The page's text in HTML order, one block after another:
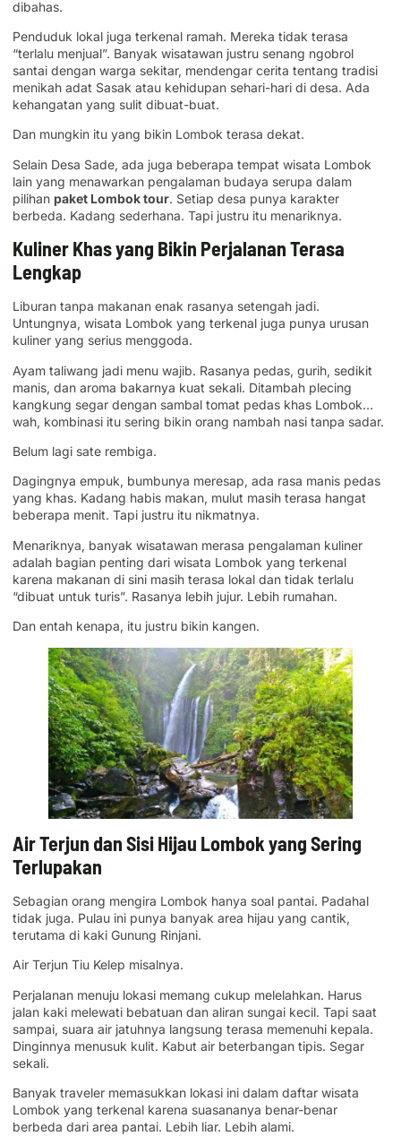
dibahas.
Penduduk lokal juga terkenal ramah. Mereka tidak terasa
“terlalu menjual”. Banyak wisatawan justru senang ngobrol
santai dengan warga sekitar, mendengar cerita tentang tradisi
menikah adat Sasak atau kehidupan sehari-hari di desa. Ada
kehangatan yang sulit dibuat-buat.
Dan mungkin itu yang bikin Lombok terasa dekat.
Selain Desa Sade, ada juga beberapa tempat wisata Lombok
lain yang menawarkan pengalaman budaya serupa dalam
pilihan paket Lombok tour. Setiap desa punya karakter
berbeda. Kadang sederhana. Tapi justru itu menariknya.
Kuliner Khas yang Bikin Perjalanan Terasa
Lengkap
Liburan tanpa makanan enak rasanya setengah jadi.
Untungnya, wisata Lombok yang terkenal juga punya urusan
kuliner yang serius menggoda.
Ayam taliwang jadi menu wajib. Rasanya pedas, gurih, sedikit
manis, dan aroma bakarnya kuat sekali. Ditambah plecing
kangkung segar dengan sambal tomat pedas khas Lombok…
wah, kombinasi itu sering bikin orang nambah nasi tanpa sadar.
Belum lagi sate rembiga.
Dagingnya empuk, bumbunya meresap, ada rasa manis pedas
yang khas. Kadang habis makan, mulut masih terasa hangat
beberapa menit. Tapi justru itu nikmatnya.
Menariknya, banyak wisatawan merasa pengalaman kuliner
adalah bagian penting dari wisata Lombok yang terkenal
karena makanan di sini masih terasa lokal dan tidak terlalu
“dibuat untuk turis”. Rasanya lebih jujur. Lebih rumahan.
Dan entah kenapa, itu justru bikin kangen.
Air Terjun dan Sisi Hijau Lombok yang Sering
Terlupakan
Sebagian orang mengira Lombok hanya soal pantai. Padahal
tidak juga. Pulau ini punya banyak area hijau yang cantik,
terutama di kaki Gunung Rinjani.
Air Terjun Tiu Kelep misalnya.
Perjalanan menuju lokasi memang cukup melelahkan. Harus
jalan kaki melewati bebatuan dan aliran sungai kecil. Tapi saat
sampai, suara air jatuhnya langsung terasa memenuhi kepala.
Dinginnya menusuk kulit. Kabut air beterbangan tipis. Segar
sekali.
Banyak traveler memasukkan lokasi ini dalam daftar wisata
Lombok yang terkenal karena suasananya benar-benar
berbeda dari area pantai. Lebih liar. Lebih alami.